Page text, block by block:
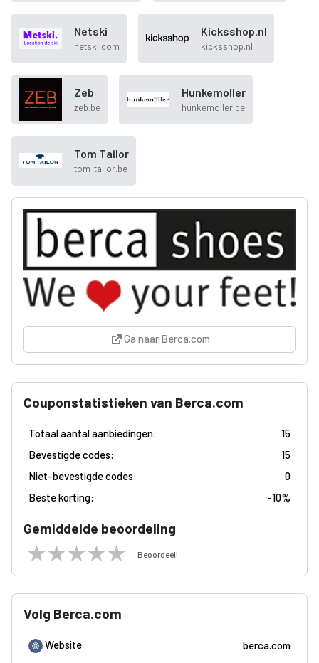
Netski
netski.com
Kicksshop.nl
kicksshop.nl
Zeb
zeb.be
Hunkemoller
hunkemoller.be
Tom Tailor
tom-tailor.be
Ga naar Berca.com
Couponstatistieken van Berca.com
Totaal aantal aanbiedingen:
15
Bevestigde codes:
15
Niet-bevestigde codes:
0
Beste korting:
-10%
Gemiddelde beoordeling
Beoordeel!
Volg Berca.com
Website berca.com